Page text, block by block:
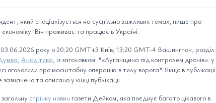
який спеціалізується на суспільно важливих темах, пише про
економіку. Він проживає та працює в Україні.
року о 20:20 GMT+3 Київ; 13:20 GMT-4 Вашингтон, розділ:
, Аналітика, із заголовком: "«Луганщина під контролем дронів»: у
оголосили про масштабну операцію в тилу ворога". Якщо в публікації
та описано у кінці публікації.
стрічку новин газети Дейком, яка поєднує багато цікавого в